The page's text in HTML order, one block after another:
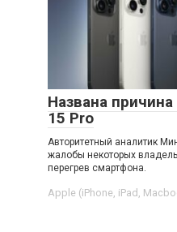
Названа
15 Pro
Авторитетный аналитик
жалобы некоторых
перегрев смартфона.
Apple (iPhone, iPad,